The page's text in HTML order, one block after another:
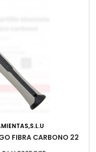
FIBRA CARBONO 22